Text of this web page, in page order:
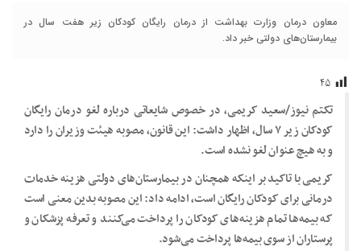
معاون درمان وزارت بهداشت از درمان رایگان کودکان زیر هفت سال در
بیمارستان‌های دولتی خبر داد.
۴۵
تکتم نیوز/سعید کریمی، در خصوص شایعاتی درباره لغو درمان رایگان
کودکان زیر ۷ سال، اظهار داشت: این قانون، مصوبه هیئت وزیران را دارد
و به هیچ عنوان لغو نشده است.
کریمی با تاکید بر اینکه همچنان در بیمارستان‌های دولتی هزینه خدمات
درمانی برای کودکان رایگان است، ادامه داد: این مصوبه بدین معنی است
که بیمه‌ها تمام هزینه‌های کودکان را پرداخت می‌کنند و تعرفه پزشکان و
پرستاران از سوی بیمه‌ها پرداخت می‌شود.